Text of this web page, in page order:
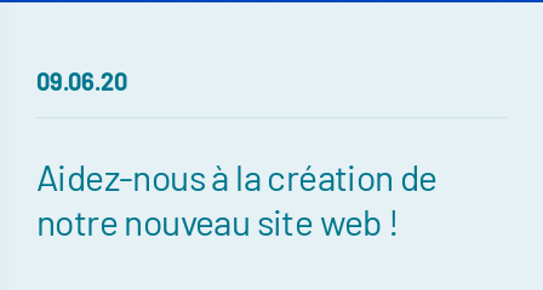
09.06.20
Aidez-nous à la création de
notre nouveau site web !